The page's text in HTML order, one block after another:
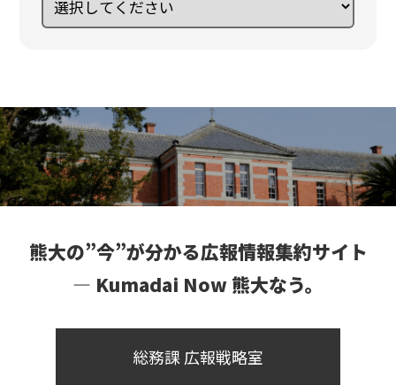
熊大の”今”が分かる広報情報集約サイト
― Kumadai Now 熊大なう。
総務課 広報戦略室